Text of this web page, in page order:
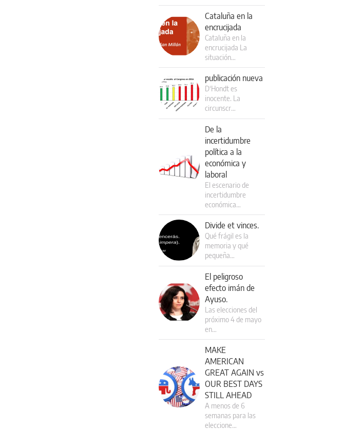
Cataluña en la
encrucijada
Cataluña en la
encrucijada La
situación…
publicación nueva
D‘Hondt es
inocente. La
circunscr…
De la
incertidumbre
política a la
económica y
laboral
El escenario de
incertidumbre
económica…
Divide et vinces.
Qué frágil es la
memoria y qué
pequeña…
El peligroso
efecto imán de
Ayuso.
Las elecciones del
próximo 4 de mayo
en…
MAKE
AMERICAN
GREAT AGAIN vs
OUR BEST DAYS
STILL AHEAD
A menos de 6
semanas para las
eleccione…